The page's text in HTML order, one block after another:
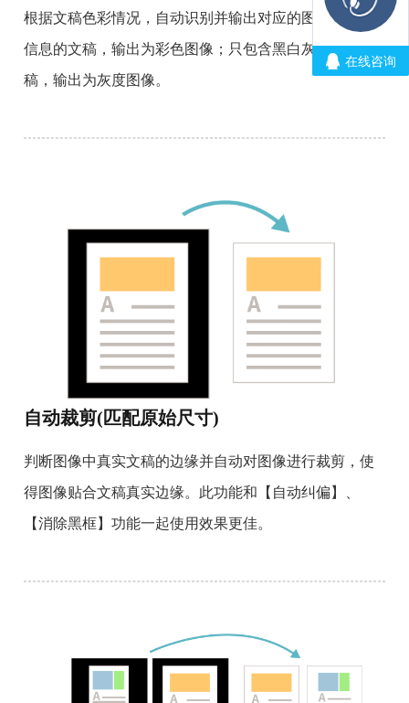
根据文稿色彩情况，自动识别并输出对应的图像。彩色
信息的文稿，输出为彩色图像；只包含黑白灰信息的文
稿，输出为灰度图像。
自动裁剪(匹配原始尺寸)
判断图像中真实文稿的边缘并自动对图像进行裁剪，使
得图像贴合文稿真实边缘。此功能和【自动纠偏】、
【消除黑框】功能一起使用效果更佳。